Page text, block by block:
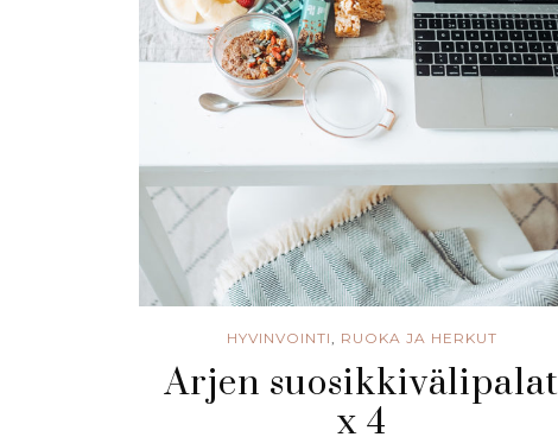
HYVINVOINTI RUOKA JA HERKUT
Arjen suosikkivälipalat
x 4